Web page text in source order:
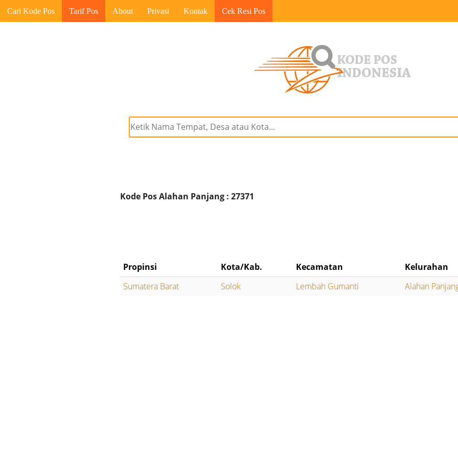
Cari Kode Pos Tarif Pos About Privasi Kontak Cek Resi Pos
Kode Pos Alahan Panjang : 27371
Propinsi Kota/Kab. Kecamatan
Kelurahan
Sumatera Barat
Solok Lembah Gumanti Alahan